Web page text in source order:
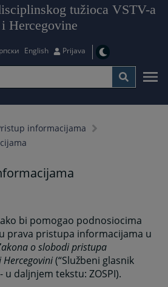
tužioca VSTV-a
Hercegovine
English Prijava
informacijama
bi pomogao podnosiocima
prava pristupa informacijama u
o slobodi pristupa
Hercegovini(“Službeni glasnik
u daljnjem tekstu: ZOSPI).